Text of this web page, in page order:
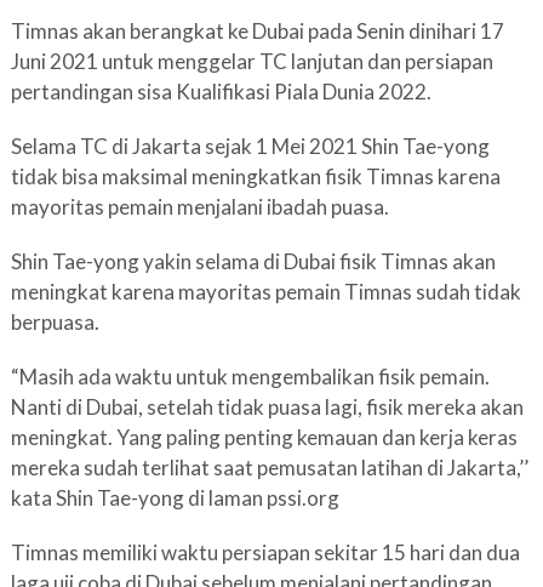
Timnas akan berangkat ke Dubai pada Senin dinihari 17
Juni 2021 untuk menggelar TC lanjutan dan persiapan
pertandingan sisa Kualifikasi Piala Dunia 2022.
Selama TC di Jakarta sejak 1 Mei 2021 Shin Tae-yong
tidak bisa maksimal meningkatkan fisik Timnas karena
mayoritas pemain menjalani ibadah puasa.
Shin Tae-yong yakin selama di Dubai fisik Timnas akan
meningkat karena mayoritas pemain Timnas sudah tidak
berpuasa.
“Masih ada waktu untuk mengembalikan fisik pemain.
Nanti di Dubai, setelah tidak puasa lagi, fisik mereka akan
meningkat. Yang paling penting kemauan dan kerja keras
mereka sudah terlihat saat pemusatan latihan di Jakarta,’’
kata Shin Tae-yong di laman pssi.org
Timnas memiliki waktu persiapan sekitar 15 hari dan dua